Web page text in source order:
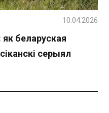
беларуская
серыял
10.04.2026